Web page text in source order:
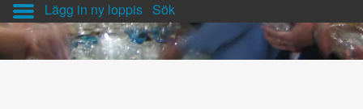
Lägg in ny loppis Sök